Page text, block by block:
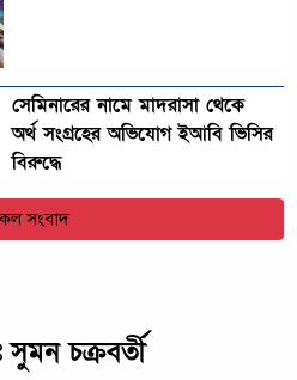
সেমিনারের নামে মাদরাসা থেকে
অর্থ সংগ্রহের অভিযোগ ইআবি ভিসির
বিরুদ্ধে
সংবাদ
সুমন চক্রবর্তী